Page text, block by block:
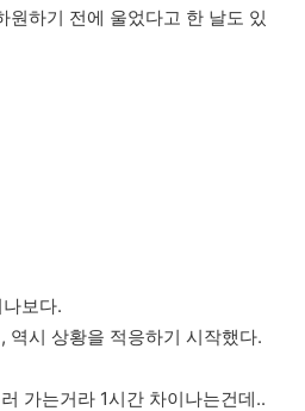
원하기 전에 울었다고 한 날도 있
보다.
역시 상황을 적응하기 시작했다.
가는거라 1시간 차이나는건데..